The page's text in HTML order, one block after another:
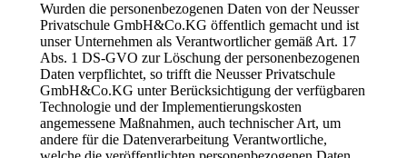
Wurden die personenbezogenen Daten von der Neusser
Privatschule GmbH&Co.KG öffentlich gemacht und ist
unser Unternehmen als Verantwortlicher gemäß Art. 17
Abs. 1 DS-GVO zur Löschung der personenbezogenen
Daten verpflichtet, so trifft die Neusser Privatschule
GmbH&Co.KG unter Berücksichtigung der verfügbaren
Technologie und der Implementierungskosten
angemessene Maßnahmen, auch technischer Art, um
andere für die Datenverarbeitung Verantwortliche,